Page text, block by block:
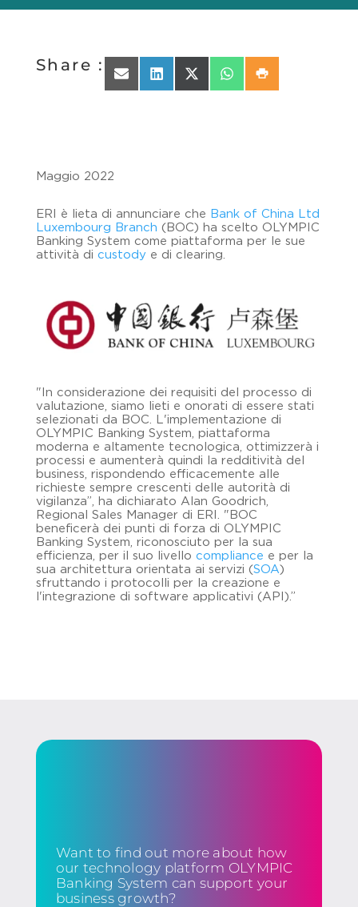
Share :
Share on Email
Share on LinkedIn
Share on X (Twitter)
Share on WhatsApp
Share on Print
Maggio 2022
ERI è lieta di annunciare che
Bank of China Ltd
Luxembourg Branch (BOC) ha scelto OLYMPIC
Banking System come piattaforma per le sue
attività di custodye di clearing.
"In considerazione dei requisiti del processo di
valutazione, siamo lieti e onorati di essere stati
selezionati da BOC. L'implementazione di
OLYMPIC Banking System, piattaforma
moderna e altamente tecnologica, ottimizzerà i
processi e aumenterà quindi la redditività del
business, rispondendo efficacemente alle
richieste sempre crescenti delle autorità di
vigilanza”, ha dichiarato Alan Goodrich,
Regional Sales Manager di ERI. "BOC
beneficerà dei punti di forza di OLYMPIC
Banking System, riconosciuto per la sua
efficienza, per il suo livello compliance e per la
sua architettura orientata ai servizi (SOA)
sfruttando i protocolli per la creazione e
l'integrazione di software applicativi (API).”
Want to find out more about how
our technology platform OLYMPIC
Banking System can support your
business growth?